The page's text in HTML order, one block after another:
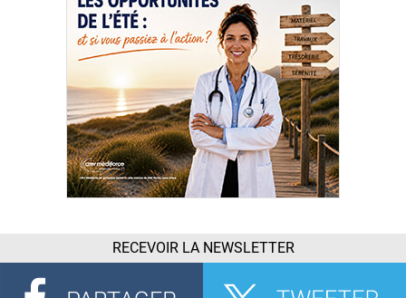
RECEVOIR LA NEWSLETTER